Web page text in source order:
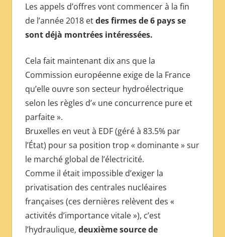
Les appels d’offres vont commencer à la fin
de l’année 2018 etdes firmes de 6 pays se
sont déjà montrées intéressées.
Cela fait maintenant dix ans que la
Commission européenne exige de la France
qu’elle ouvre son secteur hydroélectrique
selon les règles d’« une concurrence pure et
parfaite ».
Bruxelles en veut à EDF (géré à 83.5% par
l’État) pour sa position trop « dominante » sur
le marché global de l’électricité.
Comme il était impossible d’exiger la
privatisation des centrales nucléaires
françaises (ces dernières relèvent des «
activités d’importance vitale »), c’est
l’hydraulique, deuxième source de